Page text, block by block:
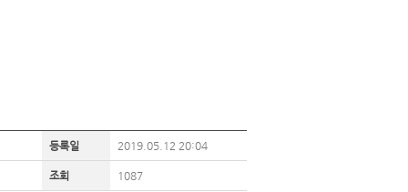
등록일 2019.05.12 20:04
조회 1087